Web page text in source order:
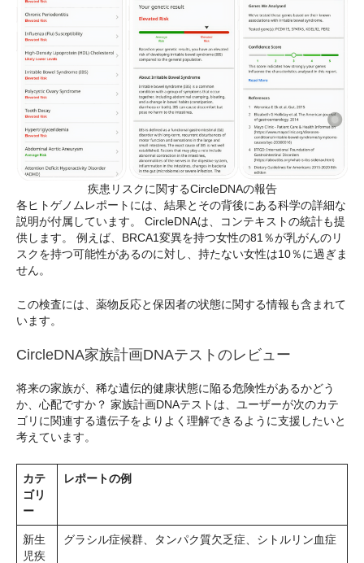
疾患リスクに関するCircleDNAの報告
各ヒトゲノムレポートには、結果とその背後にある科学の詳細な
説明が付属しています。 CircleDNAは、コンテキストの統計も提
供します。 例えば、BRCA1変異を持つ女性の81％が乳がんのリ
スクを持つ可能性があるのに対し、持たない女性は10％に過ぎま
せん。
この検査には、薬物反応と保因者の状態に関する情報も含まれて
います。
CircleDNA家族計画DNAテストのレビュー
将来の家族が、稀な遺伝的健康状態に陥る危険性があるかどう
か、心配ですか？ 家族計画DNAテストは、ユーザーが次のカテ
ゴリに関連する遺伝子をよりよく理解できるように支援したいと
考えています。
カテ
ゴリ
ー
レポートの例
新生
児疾
グラシル症候群、タンパク質欠乏症、シトルリン血症